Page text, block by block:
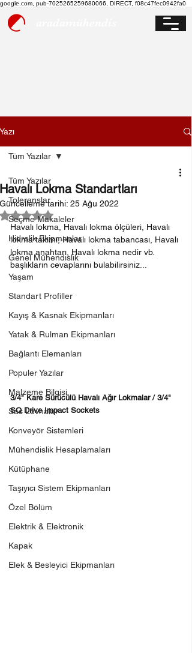
google.com, pub-7025265259680066, DIRECT, f08c47fec0942fa0
Yazı
Tüm Yazılar
Toleranslar
Seçme Makaleler
Hidrolik Ekipmanlar
Genel Mühendislik
Yaşam
Standart Profiller
Kayış & Kasnak Ekipmanları
Yatak & Rulman Ekipmanları
Bağlantı Elemanları
Populer Yazılar
Malzeme Bilgisi
Sac Levhalar
Konveyör Sistemleri
Mühendislik Hesaplamaları
Kütüphane
Taşıyıcı Sistem Ekipmanları
Özel Bölüm
Elektrik & Elektronik
Kapak
Elek & Besleyici Ekipmanları
Tüm Yazılar
Havalı Lokma Standartları
Güncelleme tarihi: 25 Ağu 2022
5 üzerinden NaN yıldız
Havalı lokma, Havalı lokma ölçüleri, Havalı
lokma takımı, Havalı lokma tabancası, Havalı
lokma anahtarı, Havalı lokma nedir vb.
başlıkların cevaplarını bulabilirsiniz...
3/4" Kare Sürücülü Havalı Ağır Lokmalar / 3/4"
SQ Drive Impact Sockets